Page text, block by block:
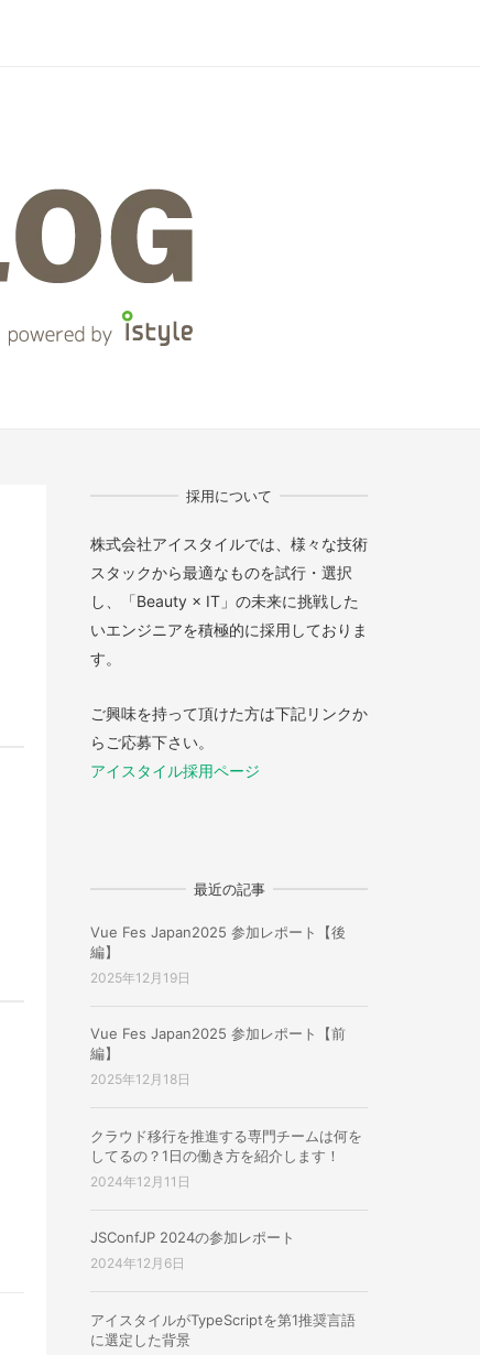
採用について
株式会社アイスタイルでは、様々な技術
スタックから最適なものを試行・選択
し、「Beauty × IT」の未来に挑戦した
いエンジニアを積極的に採用しておりま
す。
ご興味を持って頂けた方は下記リンクか
らご応募下さい。
アイスタイル採用ページ
最近の記事
Vue Fes Japan2025 参加レポート【後
編】
2025年12月19日
Vue Fes Japan2025 参加レポート【前
編】
2025年12月18日
クラウド移行を推進する専門チームは何を
してるの？1日の働き方を紹介します！
2024年12月11日
JSConfJP 2024の参加レポート
2024年12月6日
アイスタイルがTypeScriptを第1推奨言語
に選定した背景